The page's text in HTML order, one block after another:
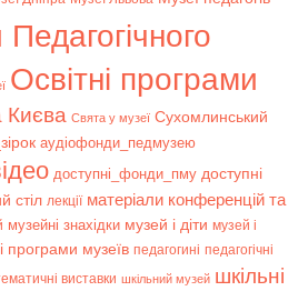
Освітні програми
Києва Свята у музеї Сухомлинський
аудіофонди_педмузею
доступні_фонди_пму доступні
стіл лекції матеріали конференцій та
музейні знахідки музей і діти музей і
програми музеїв педагогині педагогічні
виставки шкільний музей шкільні